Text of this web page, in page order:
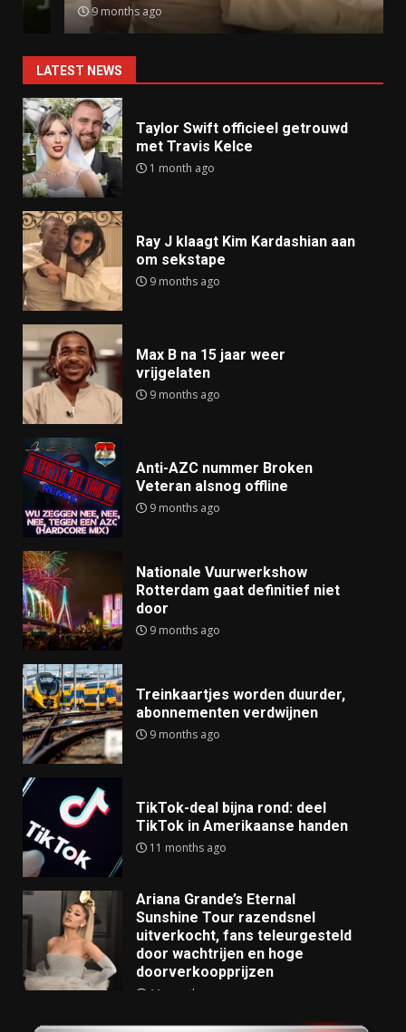
9 months ago
LATEST NEWS
Taylor Swift officieel getrouwd
met Travis Kelce
1 month ago
Ray J klaagt Kim Kardashian aan
om sekstape
9 months ago
Max B na 15 jaar weer
vrijgelaten
9 months ago
Anti-AZC nummer Broken
Veteran alsnog offline
9 months ago
Nationale Vuurwerkshow
Rotterdam gaat definitief niet
door
9 months ago
Treinkaartjes worden duurder,
abonnementen verdwijnen
9 months ago
TikTok-deal bijna rond: deel
TikTok in Amerikaanse handen
11 months ago
Ariana Grande’s Eternal
Sunshine Tour razendsnel
uitverkocht, fans teleurgesteld
door wachtrijen en hoge
doorverkoopprijzen
11 months ago